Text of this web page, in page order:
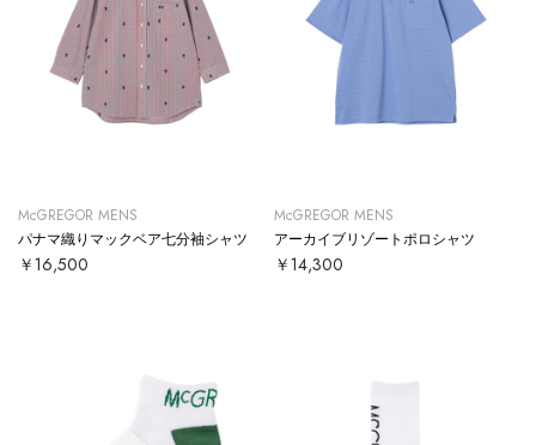
McGREGOR MENS
パナマ織りマックベア七分袖シャツ
￥16,500
McGREGOR MENS
アーカイブリゾートポロシャツ
￥14,300